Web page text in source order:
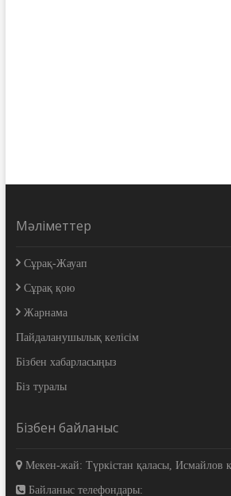
Мәліметтер
Сұрақ-Жауап
Сұрақ қою
Жарнама
Пайдаланушылық келісім
Бізбен хабарласыңыз
Біз туралы
Бізбен байланыс
Мекен-жай: Түркістан қаласы, Исмайлов
Байланыс телефондары: